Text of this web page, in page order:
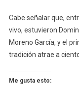
Cabe señalar que,
vivo, estuvieron
Moreno García, y el
tradición atrae a
Me gusta esto: